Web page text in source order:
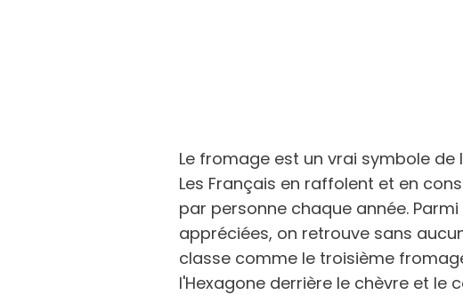
Le fromage est un vrai symbole
Les Français en raffolent et en
par personne chaque année.
appréciées, on retrouve sans
classe comme le troisième
l'Hexagone derrière le chèvre et le